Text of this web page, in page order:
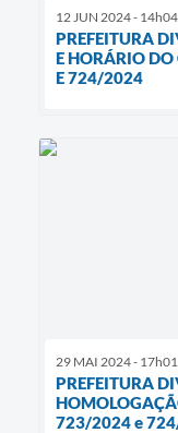
12 JUN 2024 - 14h04
PREFEITURA
E HORÁRIO
E 724/2024
29 MAI 2024 - 17h01
PREFEITURA
723/2024 e